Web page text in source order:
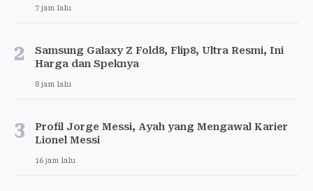
7 jam lalu
2
Samsung Galaxy Z Fold8, Flip8, Ultra Resmi, Ini
Harga dan Speknya
8 jam lalu
3
Profil Jorge Messi, Ayah yang Mengawal Karier
Lionel Messi
16 jam lalu